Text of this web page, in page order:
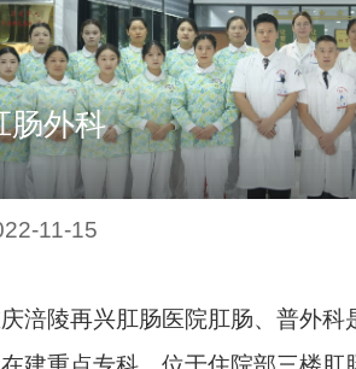
肠外科
11-15
涪陵再兴肛肠医院肛肠、普外科